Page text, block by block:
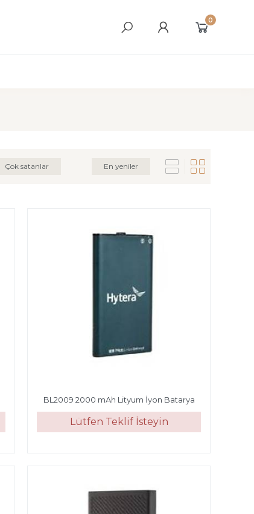
0
Çok satanlar En yeniler
BL2009 2000 mAh Lityum İyon Batarya
Lütfen Teklif İsteyin